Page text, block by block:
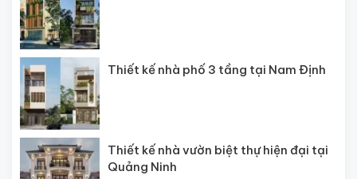
Thiết kế nhà phố 3 tầng tại Nam Định
Thiết kế nhà vườn biệt thự hiện đại tại
Quảng Ninh